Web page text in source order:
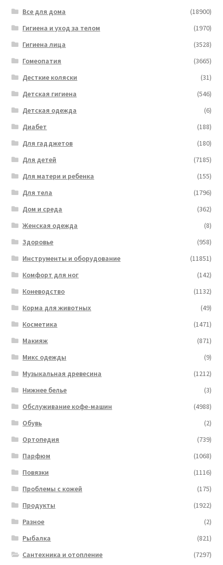
Все для дома
(18900)
Гигиена и уход за телом
(1970)
Гигиена лица
(3528)
Гомеопатия
(3665)
Десткие коляски
(31)
Детская гигиена
(546)
Детская одежда
(6)
Диабет
(188)
Для гадджетов
(180)
Для детей
(7185)
Для матери и ребенка
(155)
Для тела
(1796)
Дом и среда
(362)
Женская одежда
(8)
Здоровье
(958)
Инструменты и оборудование
(11851)
Комфорт для ног
(142)
Коневодство
(1132)
Корма для животных
(49)
Косметика
(1471)
Макияж
(871)
Микс одежды
(9)
Музыкальная древесина
(1212)
Нижнее белье
(3)
Обслуживание кофе-машин
(4988)
Обувь
(2)
Ортопедия
(739)
Парфюм
(1068)
Повязки
(1116)
Проблемы с кожей
(175)
Продукты
(1922)
Разное
(2)
Рыбалка
(821)
Сантехника и отопление
(7297)